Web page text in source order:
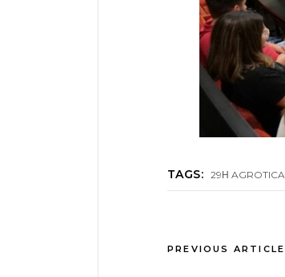
TAGS: 29Η AGROTICA
PREVIOUS ARTICLE